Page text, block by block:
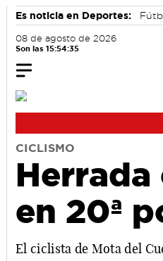
Es noticia en Deportes:
08 de agosto de 2026
Son las 15:54:36
CICLISMO
Herrada
en 20ª
El ciclista de Mota del